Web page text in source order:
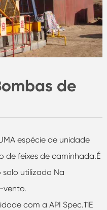
de
espécie de unidade
feixes de caminhada.É
utilizado Na
vento.
com a API Spec.11E